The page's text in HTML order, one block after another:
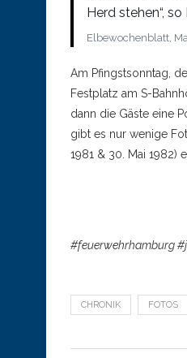
Herd stehen“,
Elbewochenblatt,
Am Pfingstsonntag,
Festplatz am S-
dann die Gäste eine
gibt es nur wenige
1981 & 30. Mai 1982)
#feuerwehrhamburg
CHRONIK FOTOS